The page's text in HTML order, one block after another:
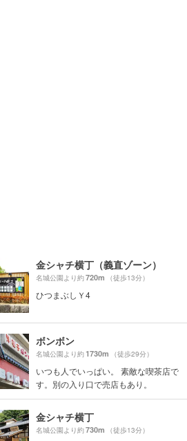
金シャチ横丁（義直ゾーン）
名城公園より約720m （徒歩13分）
ひつまぶしＹ4
ボンボン
名城公園より約1730m （徒歩29分）
いつも人でいっぱい。 素敵な喫茶店で
す。別の入り口で売店もあり。
金シャチ横丁
名城公園より約730m （徒歩13分）